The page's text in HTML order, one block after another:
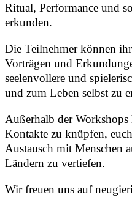
Ritual, Performance und
erkunden.
Die Teilnehmer können
Vorträgen und
seelenvollere und
und zum Leben selbst zu
Außerhalb der
Kontakte zu knüpfen,
Austausch mit Menschen
Ländern zu vertiefen.
Wir freuen uns auf